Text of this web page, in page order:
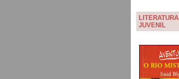
LITERATURA
JUVENIL